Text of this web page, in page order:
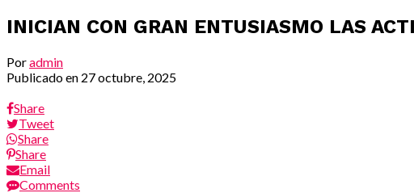
INICIAN CON GRAN ENTUSIASMO LAS
Poradmin
Publicado en 27 octubre, 2025
Share
Tweet
Share
Share
Email
Comments